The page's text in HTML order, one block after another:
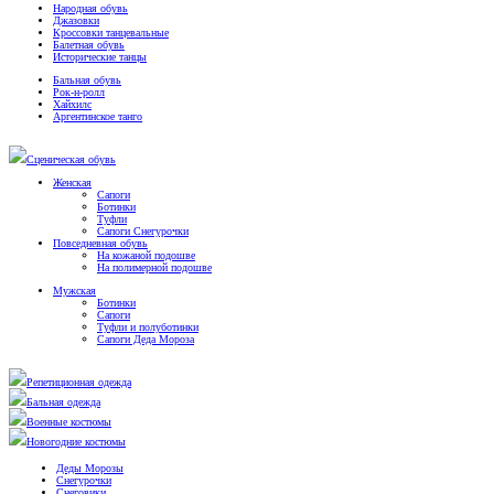
Народная обувь
Джазовки
Кроссовки танцевальные
Балетная обувь
Исторические танцы
Бальная обувь
Рок-н-ролл
Хайхилс
Аргентинское танго
Сценическая обувь
Женская
Сапоги
Ботинки
Туфли
Сапоги Снегурочки
Повседневная обувь
На кожаной подошве
На полимерной подошве
Мужская
Ботинки
Сапоги
Туфли и полуботинки
Сапоги Деда Мороза
Репетиционная одежда
Бальная одежда
Военные костюмы
Новогодние костюмы
Деды Морозы
Снегурочки